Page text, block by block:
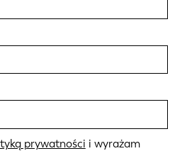
prywatności i wyrażam